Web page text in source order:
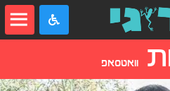
וואטסאפ